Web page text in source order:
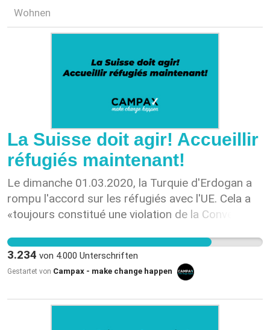
Wohnen
La Suisse doit agir! Accueillir
réfugiés maintenant!
Le dimanche 01.03.2020, la Turquie d'Erdogan a
rompu l'accord sur les réfugiés avec l'UE. Cela a
«toujours constitué une violation de la Convention
de la frontière turque, quelque 13 000 personnes
ont été conduites à la frontière grecque (2) où
elles ont été accueillies par la police grecque à
outre, des voyous fascistes prêts à recourir à la
3.234 von 4.000 Unterschriften
Gestartet von Campax - make change happen